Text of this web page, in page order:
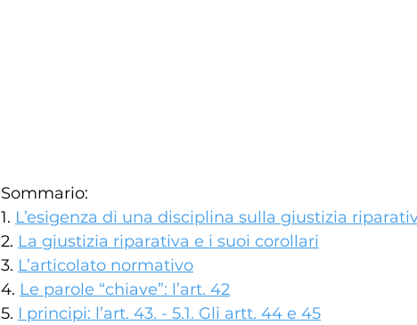
Sommario:
1. L’esigenza di una disciplina sulla giustizia
2. La giustizia riparativa e i suoi corollari
3. L’articolato normativo
4. Le parole “chiave”: l’art. 42
5. I principi: l’art. 43. - 5.1. Gli artt. 44 e 45